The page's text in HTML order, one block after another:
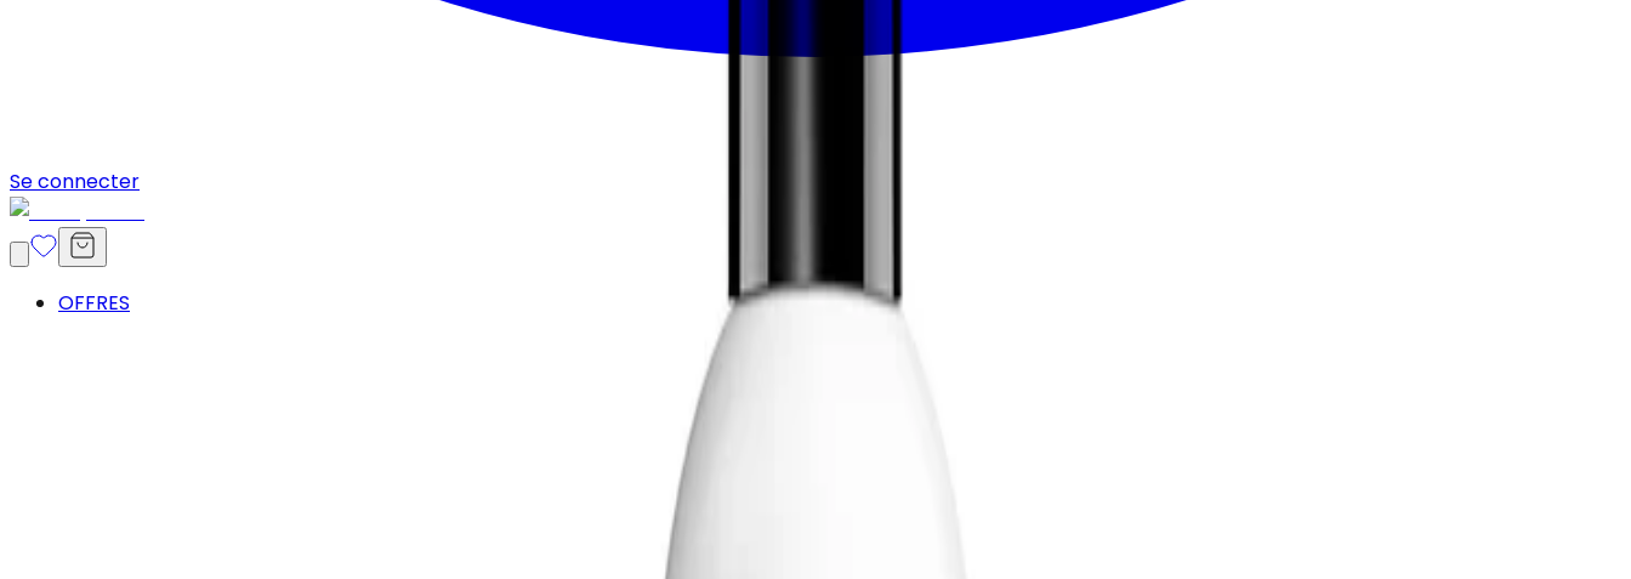
Se connecter
OFFRES